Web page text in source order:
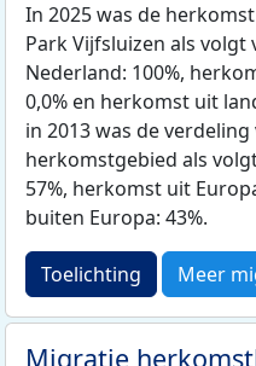
In 2025 was de
Park Vijfsluizen als
Nederland: 100%,
0,0% en herkomst uit
in 2013 was de
herkomstgebied als
57%, herkomst uit
buiten Europa: 43%.
Toelichting Meer
Migratie